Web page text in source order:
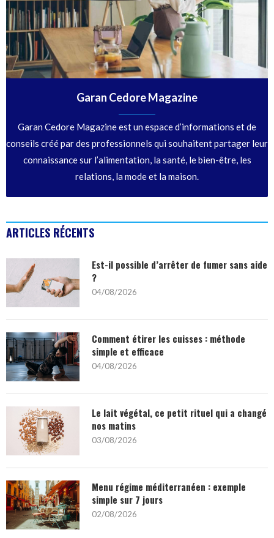
Garan Cedore Magazine
Garan Cedore Magazine est un espace d’informations et de
conseils créé par des professionnels qui souhaitent partager leur
connaissance sur l’alimentation, la santé, le bien-être, les
relations, la mode et la maison.
ARTICLES RÉCENTS
Est-il possible d’arrêter de fumer sans aide
?
04/08/2026
Comment étirer les cuisses : méthode
simple et efficace
04/08/2026
Le lait végétal, ce petit rituel qui a changé
nos matins
03/08/2026
Menu régime méditerranéen : exemple
simple sur 7 jours
02/08/2026